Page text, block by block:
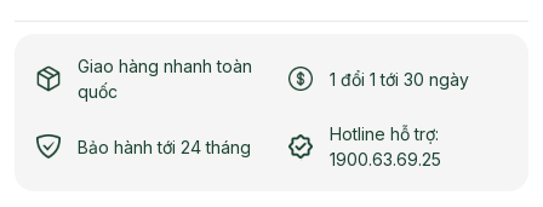
Giao hàng nhanh toàn
quốc
1 đổi 1 tới 30 ngày
Bảo hành tới 24 tháng
Hotline hỗ trợ:
1900.63.69.25